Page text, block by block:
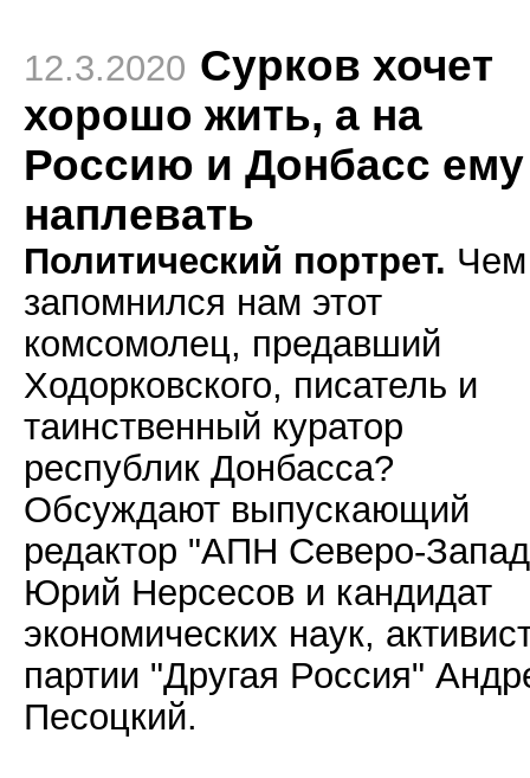
12.3.2020 Сурков хочет
хорошо жить, а на
Россию и Донбасс ему
наплевать
Политический портрет. Чем
запомнился нам этот
комсомолец, предавший
Ходорковского, писатель и
таинственный куратор
республик Донбасса?
Обсуждают выпускающий
редактор "АПН Северо-
Юрий Нерсесов и кандидат
экономических наук,
партии "Другая Россия"
Песоцкий.